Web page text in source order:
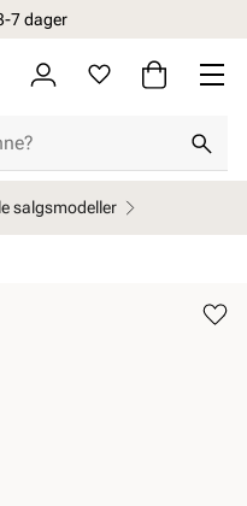
7 dager
salgsmodeller